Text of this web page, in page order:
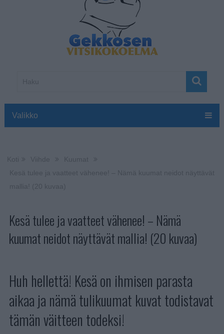
Valikko
Kesä tulee ja vaatteet vähenee! – Nämä
kuumat neidot näyttävät mallia! (20 kuvaa)
Huh hellettä! Kesä on ihmisen parasta
aikaa ja nämä tulikuumat kuvat todistavat
tämän väitteen todeksi!